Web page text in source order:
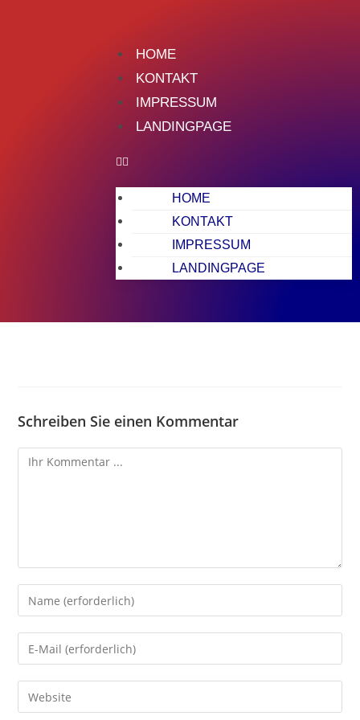
HOME
KONTAKT
IMPRESSUM
LANDINGPAGE
HOME
KONTAKT
IMPRESSUM
LANDINGPAGE
Schreiben Sie einen Kommentar